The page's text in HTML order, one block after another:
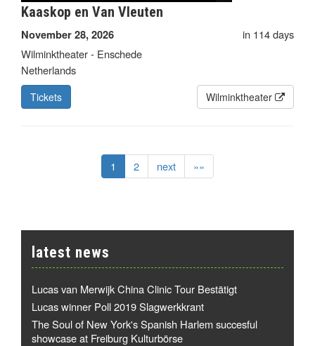
Kaaskop en Van Vleuten
November 28, 2026
in 114 days
Wilminktheater - Enschede
Netherlands
Tickets Wilminktheater
1 2 next »»
latest news
Lucas van Merwijk China Clinic Tour Bestätigt
Lucas winner Poll 2019 Slagwerkkrant
The Soul of New York's Spanish Harlem succesful
showcase at Freiburg Kulturbörse